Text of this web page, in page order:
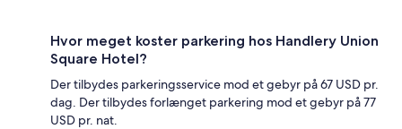
Hvor meget koster parkering hos Handlery Union
Square Hotel?
Der tilbydes parkeringsservice mod et gebyr på 67 USD pr.
dag. Der tilbydes forlænget parkering mod et gebyr på 77
USD pr. nat.